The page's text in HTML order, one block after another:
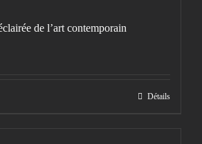
de l’art contemporain
Détails